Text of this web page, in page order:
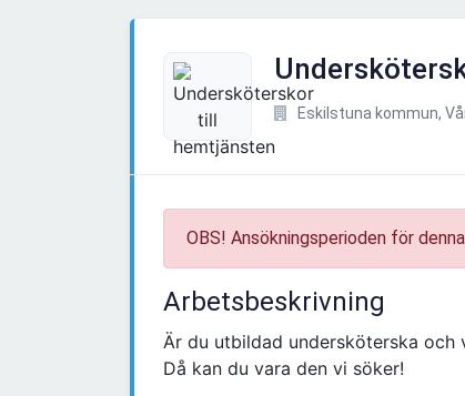
Eskilstuna kommun,
OBS! Ansökningsperioden för
Arbetsbeskrivning
Är du utbildad undersköterska och
Då kan du vara den vi söker!